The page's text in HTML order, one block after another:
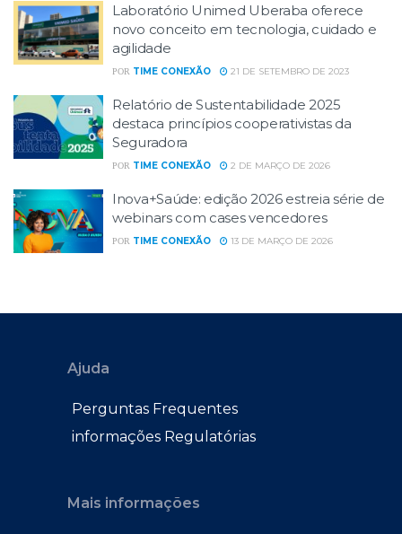
Laboratório Unimed Uberaba oferece
novo conceito em tecnologia, cuidado e
agilidade
POR TIME CONEXÃO 21 DE SETEMBRO DE 2023
Relatório de Sustentabilidade 2025
destaca princípios cooperativistas da
Seguradora
POR TIME CONEXÃO 2 DE MARÇO DE 2026
Inova+Saúde: edição 2026 estreia série de
webinars com cases vencedores
POR TIME CONEXÃO 13 DE MARÇO DE 2026
Ajuda
Perguntas Frequentes
informações Regulatórias
Mais informações